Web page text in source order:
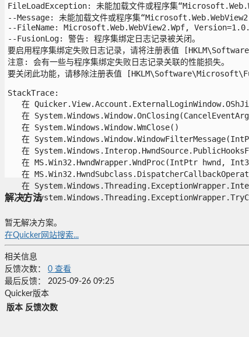
FileLoadException: 未能加载文件或程序集
--Message: 未能加载文件或程序集
--FileName: Microsoft.Web.WebView2.Wpf,
--FusionLog: 警告: 程序集绑定日志记录被关闭。
要启用程序集绑定失败日志记录，请将注册表值
注意: 会有一些与程序集绑定失败日志记录关联的性能损失。
要关闭此功能，请移除注册表值
StackTrace:
在
在
   在 System.Windows.Window.WmClose()
在
在
在 MS.Win32.HwndWrapper.WndProc(IntPtr hwnd,
在
在
在
解决方法
暂无解决方案。
在Quicker网站搜索...
相关信息
反馈次数：
0 查看
最后反馈：
2025-09-26 09:25
Quicker版本
版本 反馈次数